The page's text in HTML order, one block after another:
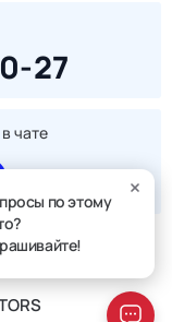
27
чате
по этому